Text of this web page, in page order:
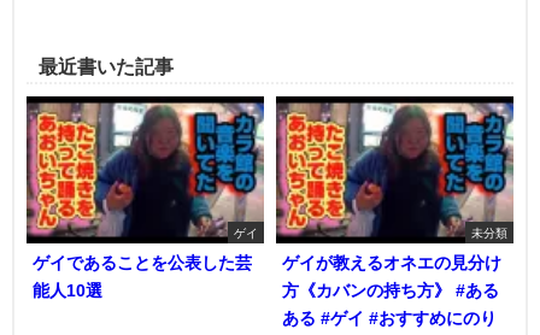
最近書いた記事
ゲイ
ゲイであることを公表した芸
能人10選
未分類
ゲイが教えるオネエの見分け
方《カバンの持ち方》 #ある
ある #ゲイ #おすすめにのり